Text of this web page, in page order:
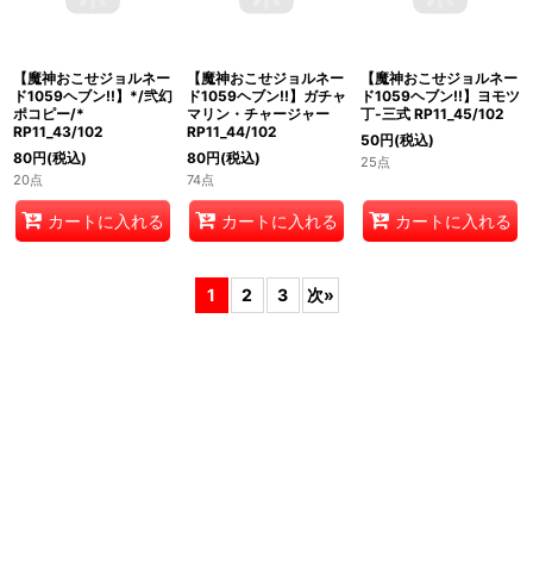
ポコピー/*
RP11_43/102
80円(税込)
20点
【魔神おこせジョルネー
ド1059ヘブン!!】ガチャ
マリン・チャージャー
RP11_44/102
80円 (税込)
74点
カートに入れる
【魔神おこせジョルネー
ド1059ヘブン!!】ヨモツ
丁-三式 RP11_45/102
50円(税込)
25点